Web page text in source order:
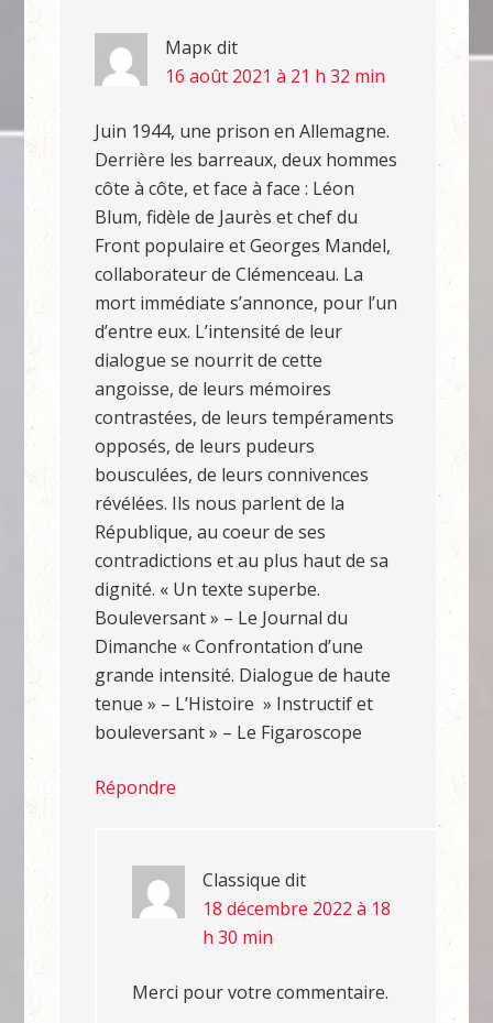
Маркdit
16 août 2021 à 21 h 32 min
Juin 1944, une prison en Allemagne.
Derrière les barreaux, deux hommes
côte à côte, et face à face : Léon
Blum, fidèle de Jaurès et chef du
Front populaire et Georges Mandel,
collaborateur de Clémenceau. La
mort immédiate s’annonce, pour l’un
d’entre eux. L’intensité de leur
dialogue se nourrit de cette
angoisse, de leurs mémoires
contrastées, de leurs tempéraments
opposés, de leurs pudeurs
bousculées, de leurs connivences
révélées. Ils nous parlent de la
République, au coeur de ses
contradictions et au plus haut de sa
dignité. « Un texte superbe.
Bouleversant » – Le Journal du
Dimanche « Confrontation d’une
grande intensité. Dialogue de haute
tenue » – L’Histoire » Instructif et
bouleversant » – Le Figaroscope
Répondre
Classique dit
18 décembre 2022 à 18
h 30 min
Merci pour votre commentaire.